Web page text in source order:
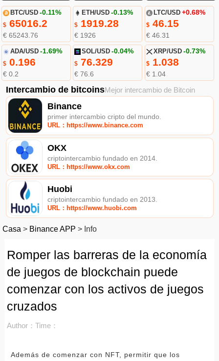
BTC/USD -0.11%
$65016.2
€ 65243.76
ETH/USD -0.13%
$ 1919.28
€ 1926
LTC/USD +0.68%
$46.15
€ 46.31
ADA/USD -1.69%
$0.196
€ 0.2
SOL/USD -0.04%
$ 76.329
€ 76.6
XRP/USD -0.73%
$1.038
€ 1.04
Intercambio de bitcoinsMejor intercambio de Bitcoin
Binance
primer intercambio cripto del mundo.
URL：https://www.binance.com
OKX
criptointercambio fundado en 2014.
URL：https://www.okx.com
Huobi
criptointercambio fundado en 2013.
URL：https://www.huobi.com
Casa > Binance APP > Info
Romper las barreras de la economía
de juegos de blockchain puede
comenzar con los activos de juegos
cruzados
Author： Time：
Además de comenzar con NFT, permitir que los